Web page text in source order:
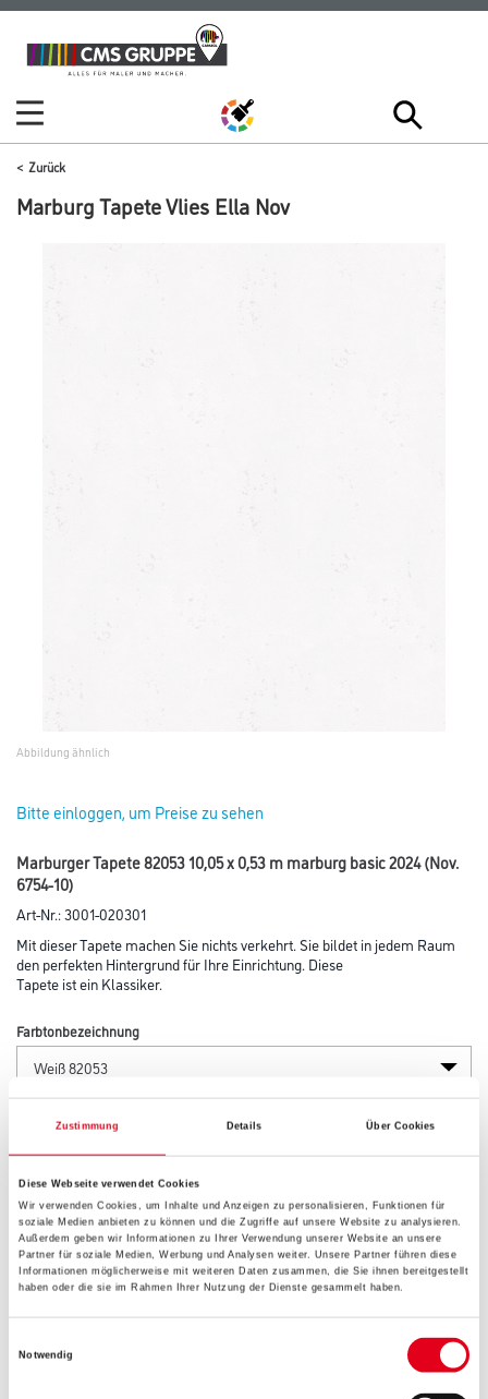
Zustimmung Details Über Cookies
Diese Webseite verwendet Cookies
Wir verwenden Cookies, um Inhalte und Anzeigen zu personalisieren, Funktionen für
soziale Medien anbieten zu können und die Zugriffe auf unsere Website zu analysieren.
Außerdem geben wir Informationen zu Ihrer Verwendung unserer Website an unsere
Partner für soziale Medien, Werbung und Analysen weiter. Unsere Partner führen diese
Informationen möglicherweise mit weiteren Daten zusammen, die Sie ihnen bereitgestellt
haben oder die sie im Rahmen Ihrer Nutzung der Dienste gesammelt haben.
Notwendig
Zum
Inhalt
Zum
Navigationsmenü
Zurück
Marburg Tapete Vlies Ella Nov
Abbildung ähnlich
Bitte einloggen, um Preise zu sehen
Marburger Tapete 82053 10,05 x 0,53 m marburg basic 2024 (Nov.
6754-10)
Art-Nr.:3001-020301
Mit dieser Tapete machen Sie nichts verkehrt. Sie bildet in jedem Raum
den perfekten Hintergrund für Ihre Einrichtung. Diese
Tapete ist ein Klassiker.
Farbtonbezeichnung
Gebinde